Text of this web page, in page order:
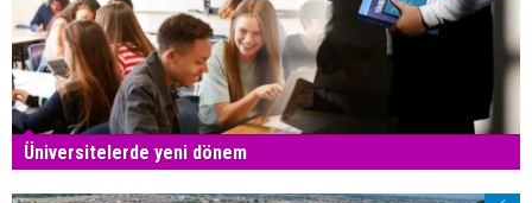
Üniversitelerde yeni dönem